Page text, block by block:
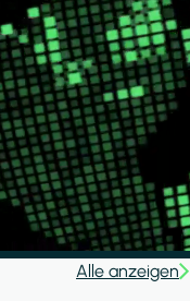
Alle anzeigen